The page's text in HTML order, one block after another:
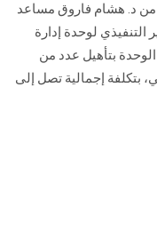
من د. هشام فاروق مساعد
التنفيذي لوحدة إدارة
بتأهيل عدد من
بتكلفة إجمالية تصل إلى